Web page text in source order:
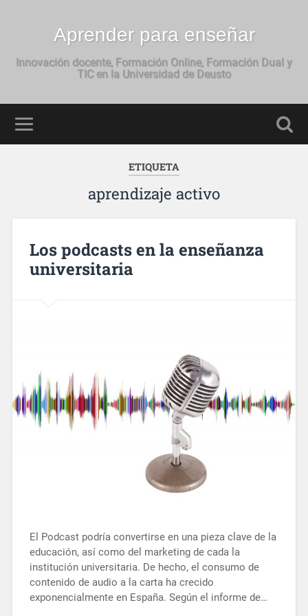
Aprender para enseñar
Innovación docente, Formación Online, Formación Dual y
TIC en la Universidad de Deusto
ETIQUETA
aprendizaje activo
Los podcasts en la enseñanza
universitaria
El Podcast podría convertirse en una pieza clave de la
educación, así como del marketing de cada la
institución universitaria. De hecho, el consumo de
contenido de audio a la carta ha crecido
exponencialmente en España. Según el informe de…